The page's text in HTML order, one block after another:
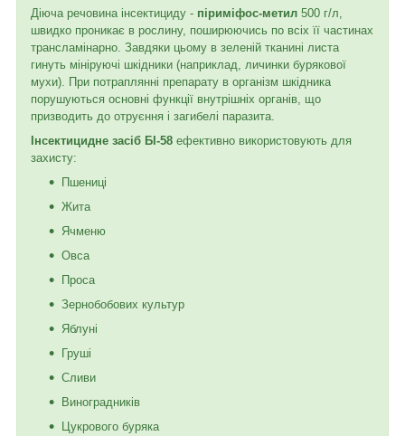
Діюча речовина інсектициду - піриміфос-метил 500 г/л,
швидко проникає в рослину, поширюючись по всіх її частинах
трансламінарно. Завдяки цьому в зеленій тканині листа
гинуть мініруючі шкідники (наприклад, личинки бурякової
мухи). При потраплянні препарату в організм шкідника
порушуються основні функції внутрішніх органів, що
призводить до отруєння і загибелі паразита.
Інсектицидне засіб БІ-58 ефективно використовують для
захисту:
Пшениці
Жита
Ячменю
Овса
Проса
Зернобобових культур
Яблуні
Груші
Сливи
Виноградників
Цукрового буряка